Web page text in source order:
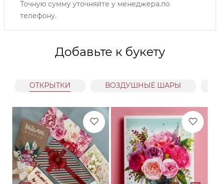
Точную сумму уточняйте у менеджера.по
телефону.
Добавьте к букету
ОТКРЫТКИ ВОЗДУШНЫЕ ШАРЫ